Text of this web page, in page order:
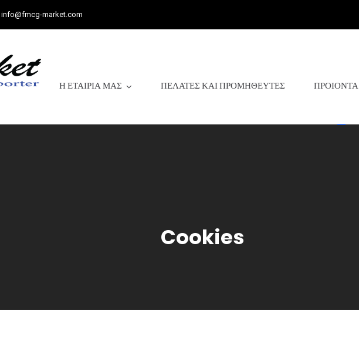
info@fmcg-market.com
Η ΕΤΑΙΡΊΑ ΜΑΣ ΠΕΛΆΤΕΣ ΚΑΙ ΠΡΟΜΗΘΕΥΤΈΣ ΠΡΟΙΌΝΤΑ
Cookies